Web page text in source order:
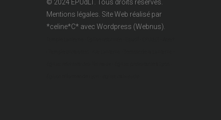
© 2024 EPUdLT. Tous droits réservés.
Mentions légales. Site Web réalisé par
*celine*C* avec Wordpress (Webnus).